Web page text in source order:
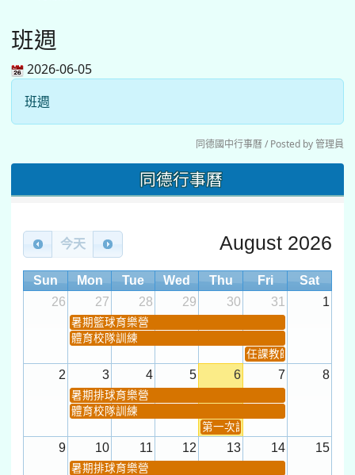
班週
2026-06-05
班週
同德國中行事曆 / Posted by 管理員
同德行事曆
今天 August 2026
Sun Mon Tue Wed Thu Fri
Sat
26
27 28 29 30 31 1
暑期籃球育樂營
體育校隊訓練
任課教師抽籤
2 3 4 5 6 7 8
暑期排球育樂營
體育校隊訓練
第一次課發會 (12:30~)
9 10 11 12 13 14 15
暑期排球育樂營